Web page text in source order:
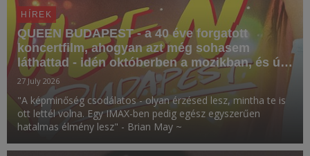
HÍREK
QUEEN BUDAPEST - a 40 éve forgatott
koncertfilm, ahogyan azt még sohasem
láthattad - idén októberben a mozikban, és új
CD, DVD, Blu-ray és vinyl kiadványokon!
27 July 2026
"A képminőség csodálatos - olyan érzésed lesz, mintha te is
ott lettél volna. Egy IMAX-ben pedig egész egyszerűen
hatalmas élmény lesz" - Brian May ~